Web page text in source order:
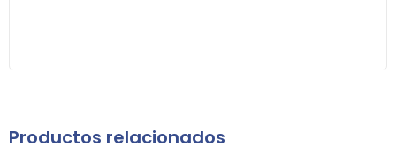
Productos relacionados